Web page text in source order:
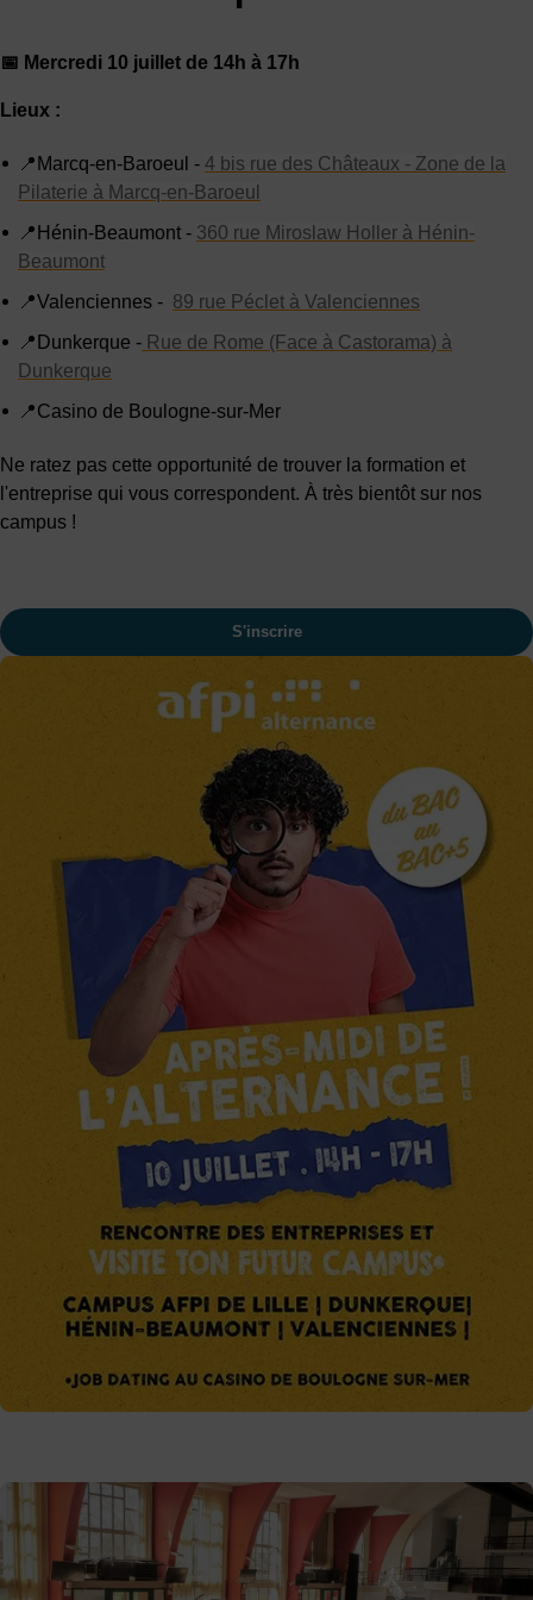
📅 Mercredi 10 juillet de 14h à 17h
Lieux :
📍Marcq-en-Baroeul - 4 bis rue des Châteaux - Zone de la
Pilaterie à Marcq-en-Baroeul
📍Hénin-Beaumont - 360 rue Miroslaw Holler à Hénin-
Beaumont
📍Valenciennes - 89 rue Péclet à Valenciennes
📍Dunkerque - Rue de Rome (Face à Castorama) à
Dunkerque
📍Casino de Boulogne-sur-Mer
Ne ratez pas cette opportunité de trouver la formation et
l'entreprise qui vous correspondent. À très bientôt sur nos
campus !
S'inscrire